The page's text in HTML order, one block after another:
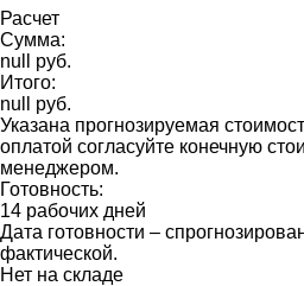
Расчет
Сумма:
null руб.
Итого:
null руб.
Указана прогнозируемая
оплатой согласуйте конечную
менеджером.
Готовность:
14 рабочих дней
Дата готовности –
фактической.
Нет на складе